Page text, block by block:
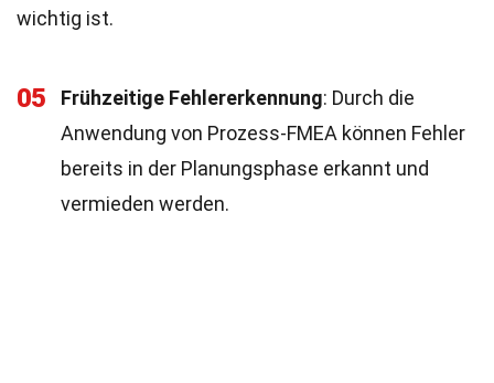
wichtig ist.
05 Frühzeitige Fehlererkennung: Durch die
Anwendung von Prozess-FMEA können Fehler
bereits in der Planungsphase erkannt und
vermieden werden.